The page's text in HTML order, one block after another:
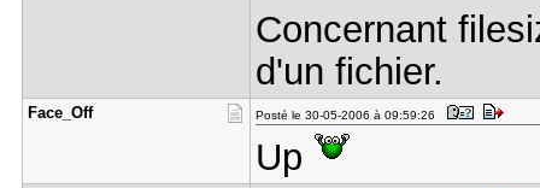
Concernant
d'un fichier.
Face_Off Posté le 30-05-2006 à 09:59:26
Up